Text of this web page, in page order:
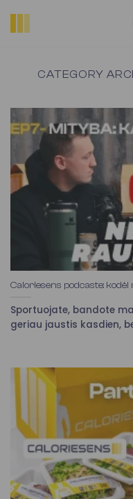
CATEGORY
Caloriesens podcaste:
Sportuojate, bandote
geriau jaustis kasdien,